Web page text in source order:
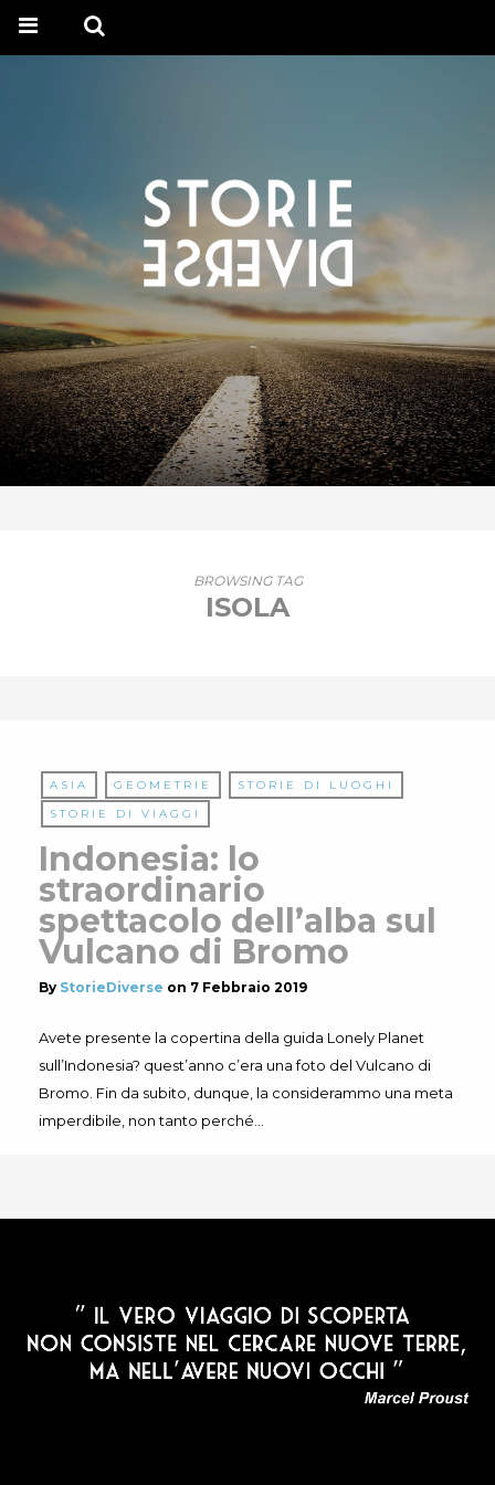
BROWSING TAG
ISOLA
ASIA GEOMETRIE
STORIE DI LUOGHI
STORIE DI VIAGGI
Indonesia: lo
straordinario
spettacolo dell’alba sul
Vulcano di Bromo
By StorieDiverse on 7 Febbraio 2019
Avete presente la copertina della guida Lonely Planet
sull’Indonesia? quest’anno c’era una foto del Vulcano di
Bromo. Fin da subito, dunque, la considerammo una meta
imperdibile, non tanto perché…